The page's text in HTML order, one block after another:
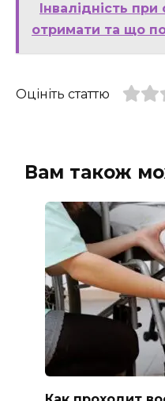
Інвалідність
отримати та що
Оцініть статтю
Вам також